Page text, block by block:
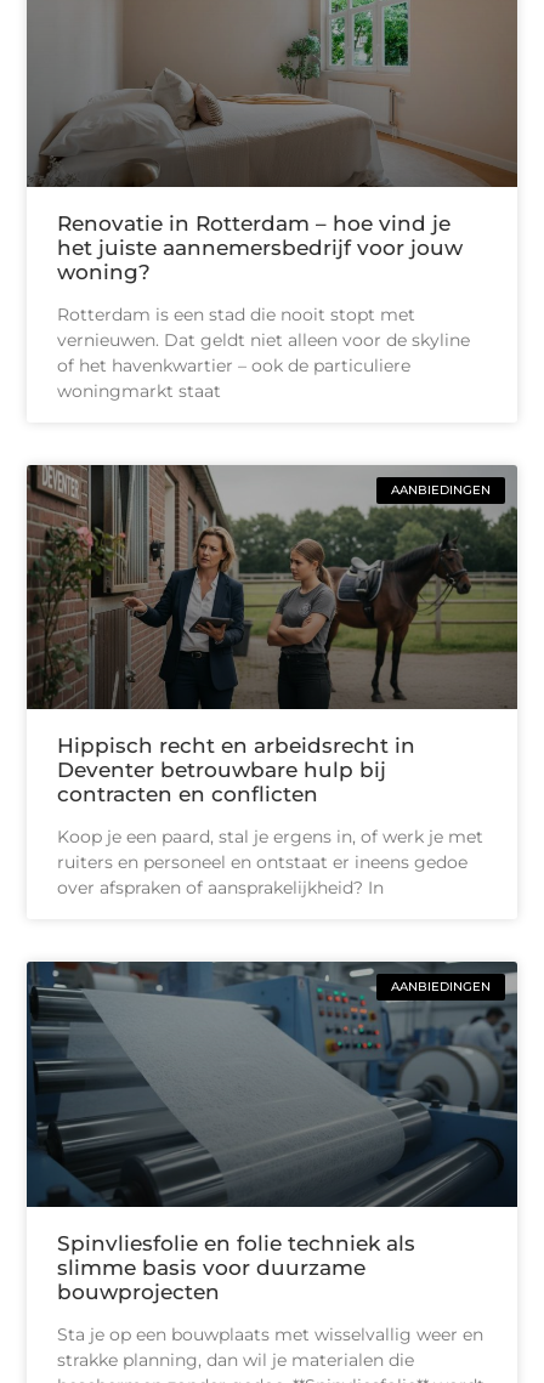
Renovatie in Rotterdam – hoe vind je
het juiste aannemersbedrijf voor jouw
woning?
Rotterdam is een stad die nooit stopt met
vernieuwen. Dat geldt niet alleen voor de skyline
of het havenkwartier – ook de particuliere
woningmarkt staat
AANBIEDINGEN
Hippisch recht en arbeidsrecht in
Deventer betrouwbare hulp bij
contracten en conflicten
Koop je een paard, stal je ergens in, of werk je met
ruiters en personeel en ontstaat er ineens gedoe
over afspraken of aansprakelijkheid? In
AANBIEDINGEN
Spinvliesfolie en folie techniek als
slimme basis voor duurzame
bouwprojecten
Sta je op een bouwplaats met wisselvallig weer en
strakke planning, dan wil je materialen die